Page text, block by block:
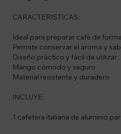
CARACTERISTICAS:
Ideal para preparar café de
Permite conservar el aroma y
Diseño práctico y fácil de utilizar
Mango cómodo y seguro
Material resistente y duradero
INCLUYE:
1 cafetera italiana de aluminio